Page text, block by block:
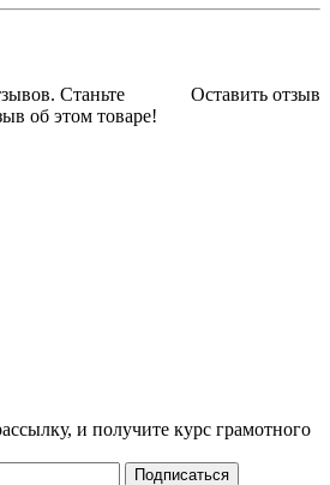
Оставить отзыв
Станьте
об этом товаре!
и получите курс грамотного